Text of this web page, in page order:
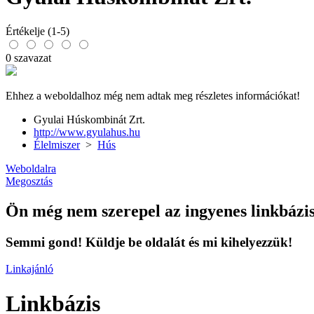
Értékelje (1-5)
0 szavazat
Ehhez a weboldalhoz még nem adtak meg részletes információkat!
Gyulai Húskombinát Zrt.
http://www.gyulahus.hu
Élelmiszer> Hús
Weboldalra
Megosztás
Ön még nem szerepel az ingyenes
Semmi gond! Küldje be oldalát és mi kihelyezzük!
Linkajánló
Linkbázis